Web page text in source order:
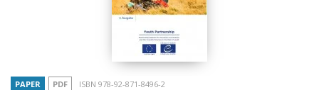
PAPER PDF ISBN 978-92-871-8496-2